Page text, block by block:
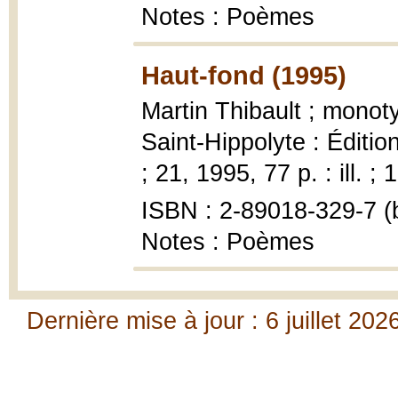
Notes : Poèmes
Haut-fond (1995)
Martin Thibault ;
Saint-Hippolyte :
; 21, 1995, 77 p. : ill. ;
ISBN : 2-89018-329-7
Notes : Poèmes
Dernière mise à jour : 6 juillet